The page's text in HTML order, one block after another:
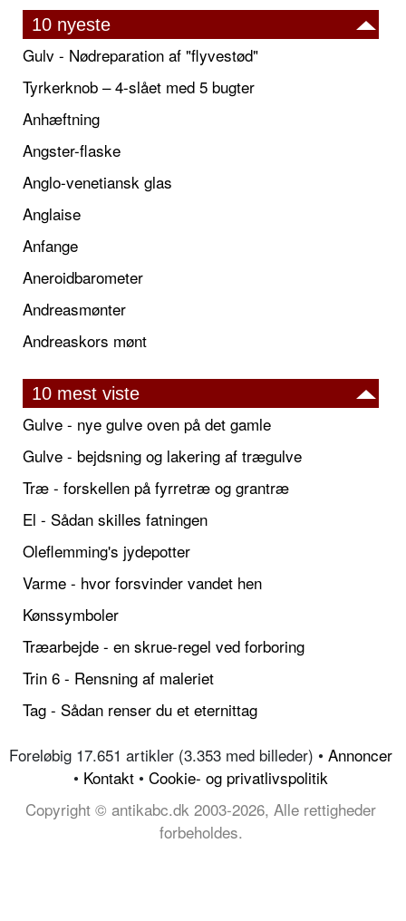
10 nyeste
Gulv - Nødreparation af "flyvestød"
Tyrkerknob – 4-slået med 5 bugter
Anhæftning
Angster-flaske
Anglo-venetiansk glas
Anglaise
Anfange
Aneroidbarometer
Andreasmønter
Andreaskors mønt
10 mest viste
Gulve - nye gulve oven på det gamle
Gulve - bejdsning og lakering af trægulve
Træ - forskellen på fyrretræ og grantræ
El - Sådan skilles fatningen
Oleflemming's jydepotter
Varme - hvor forsvinder vandet hen
Kønssymboler
Træarbejde - en skrue-regel ved forboring
Trin 6 - Rensning af maleriet
Tag - Sådan renser du et eternittag
Foreløbig 17.651 artikler (3.353 med billeder) • Annoncer
• Kontakt • Cookie- og privatlivspolitik
Copyright © antikabc.dk 2003-2026, Alle rettigheder
forbeholdes.